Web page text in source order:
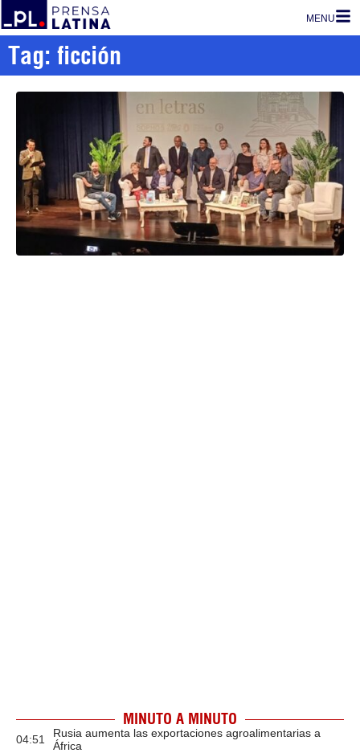
MENU
Tag: ficción
MINUTO A MINUTO
04:51
Rusia aumenta las exportaciones agroalimentarias a
África